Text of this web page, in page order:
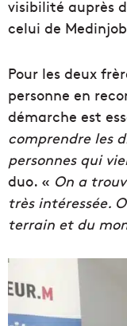
visibilité auprès
celui de
Pour les deux
personne en
démarche est
comprendre les
personnes qui
duo. « On a
très intéressée.
terrain et du